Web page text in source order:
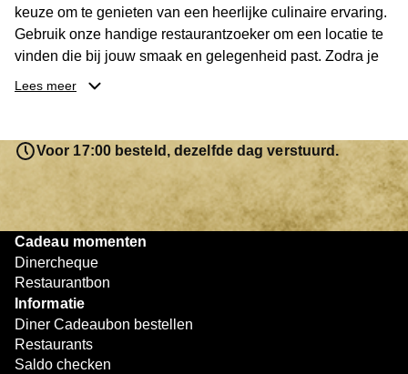
keuze om te genieten van een heerlijke culinaire ervaring.
Gebruik onze handige restaurantzoeker om een locatie te
vinden die bij jouw smaak en gelegenheid past. Zodra je
je keuze hebt gemaakt, kun je eenvoudig reserveren en na
resterende bedrag blijft gewoon op de bon staan en kan
later worden gebruikt. Zo geniet je keer op keer van
bijzondere eetmomenten.
Lees meer
Voor 17:00 besteld, dezelfde dag verstuurd.
Cadeau momenten
Dinercheque
Restaurantbon
Informatie
Diner Cadeaubon bestellen
Restaurants
Saldo checken